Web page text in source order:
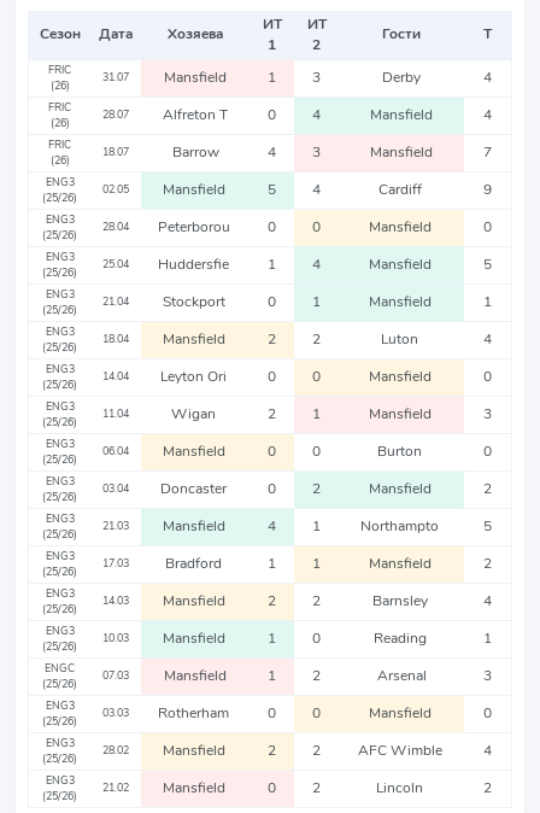
Сезон Дата Хозяева
ИТ
1
ИТ
2
Гости Т
FRIC
(26)
31.07 Mansfield 1 3 Derby 4
FRIC
(26)
28.07 Alfreton T 0 4 Mansfield 4
FRIC
(26)
18.07 Barrow 4 3 Mansfield 7
ENG3
(25/26)
02.05 Mansfield 5 4 Cardiff 9
ENG3
(25/26)
28.04 Peterborou 0 0 Mansfield 0
ENG3
(25/26)
25.04 Huddersfie 1 4 Mansfield 5
ENG3
(25/26)
21.04 Stockport 0 1 Mansfield 1
ENG3
(25/26)
18.04 Mansfield 2 2 Luton 4
ENG3
(25/26)
14.04 Leyton Ori 0 0 Mansfield 0
ENG3
(25/26)
11.04 Wigan 2 1 Mansfield 3
ENG3
(25/26)
06.04 Mansfield 0 0 Burton 0
ENG3
(25/26)
03.04 Doncaster 0 2 Mansfield 2
ENG3
(25/26)
21.03 Mansfield 4 1 Northampto 5
ENG3
(25/26)
17.03 Bradford 1 1 Mansfield 2
ENG3
(25/26)
14.03 Mansfield 2 2 Barnsley 4
ENG3
(25/26)
10.03 Mansfield 1 0 Reading 1
ENGC
(25/26)
07.03 Mansfield 1 2 Arsenal 3
ENG3
(25/26)
03.03 Rotherham 0 0 Mansfield 0
ENG3
(25/26)
28.02 Mansfield 2 2 AFC Wimble 4
ENG3
(25/26)
21.02 Mansfield 0 2 Lincoln 2